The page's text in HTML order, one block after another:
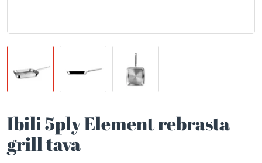
Ibili 5ply Element rebrasta
grill tava